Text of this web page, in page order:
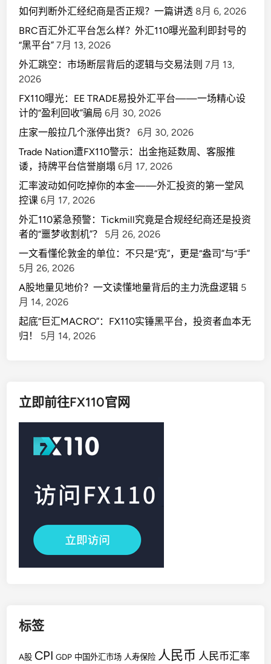
如何判断外汇经纪商是否正规？一篇讲透 8月 6, 2026
BRC百汇外汇平台怎么样？外汇110曝光盈利即封号的
“黑平台” 7月 13, 2026
外汇跳空：市场断层背后的逻辑与交易法则 7月 13,
2026
FX110曝光：EE TRADE易投外汇平台——一场精心设
计的“盈利回收”骗局 6月 30, 2026
庄家一般拉几个涨停出货？
6月 30, 2026
Trade Nation遭FX110警示：出金拖延数周、客服推
诿，持牌平台信誉崩塌 6月 17, 2026
汇率波动如何吃掉你的本金——外汇投资的第一堂风
控课 6月 17, 2026
外汇110紧急预警：Tickmill究竟是合规经纪商还是投资
者的“噩梦收割机”？
5月 26, 2026
一文看懂伦敦金的单位：不只是“克”，更是“盎司”与“手”
5月 26, 2026
A股地量见地价？一文读懂地量背后的主力洗盘逻辑 5
月 14, 2026
起底“巨汇MACRO”：FX110实锤黑平台，投资者血本无
归！
5月 14, 2026
立即前往FX110官网
标签
A股 CPI GDP 中国外汇市场 人寿保险 人民币 人民币汇率